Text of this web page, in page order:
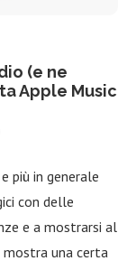
(e ne
Apple Music
più in generale
con delle
e a mostrarsi al
mostra una certa